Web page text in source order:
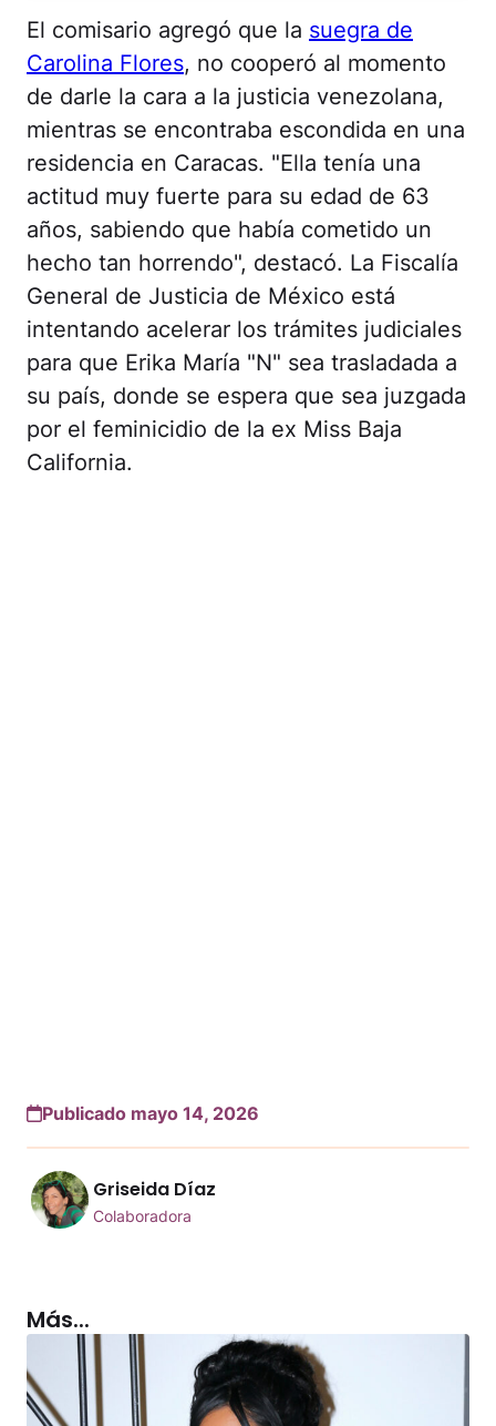
El comisario agregó que la suegra de
Carolina Flores, no cooperó al momento
de darle la cara a la justicia venezolana,
mientras se encontraba escondida en una
residencia en Caracas. "Ella tenía una
actitud muy fuerte para su edad de 63
años, sabiendo que había cometido un
hecho tan horrendo", destacó. La Fiscalía
General de Justicia de México está
intentando acelerar los trámites judiciales
para que Erika María "N" sea trasladada a
su país, donde se espera que sea juzgada
por el feminicidio de la ex Miss Baja
California.
Publicado mayo 14, 2026
Griseida Díaz
Colaboradora
Más...